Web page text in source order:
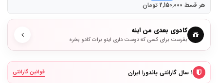
هر قسط 2,150,000 تومان
کادوی بعدی من اینه
بفرست برای کسی که دوست داری اینو برات کادو بخره
۱ سال گارانتی پاندورا ایران قوانین گارانتی